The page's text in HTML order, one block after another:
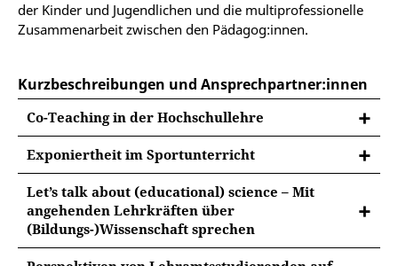
der Kinder und Jugendlichen und die multiprofessionelle
Zusammenarbeit zwischen den Pädagog:innen.
Kurzbeschreibungen und Ansprechpartner:innen
Co-Teaching in der Hochschullehre
Exponiertheit im Sportunterricht
Sportunterricht hält für die emotionale und soziale
Entwicklung Heranwachsender einzigartige
Herausforderungen und Chancen bereit. Eine
besondere Eigenschaft des Unterrichtsfachs ist die
Exponiertheitder Akteure. So sind Handlungen von
Let’s talk about (educational) science – Mit
angehenden Lehrkräften über
(Bildungs-)Wissenschaft sprechen
Das Erlernen von bildungswissenschaftlichen